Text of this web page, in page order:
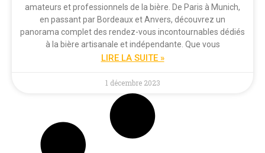
amateurs et professionnels de la bière. De Paris à Munich,
en passant par Bordeaux et Anvers, découvrez un
panorama complet des rendez-vous incontournables dédiés
à la bière artisanale et indépendante. Que vous
LIRE LA SUITE »
1 décembre 2023